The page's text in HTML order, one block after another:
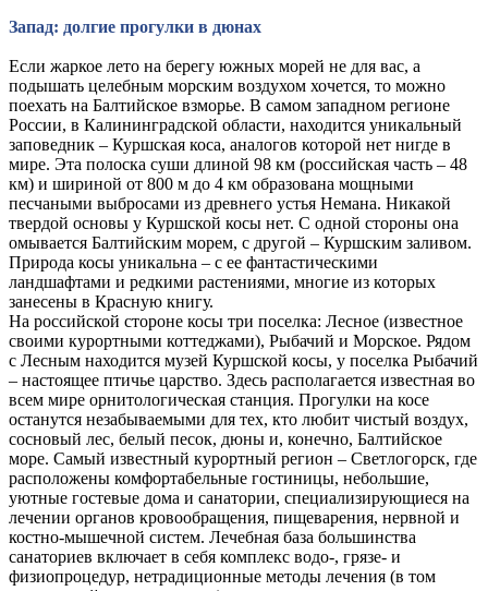
Запад: долгие прогулки в дюнах
Если жаркое лето на берегу южных морей не для вас, а
подышать целебным морским воздухом хочется, то можно
поехать на Балтийское взморье. В самом западном регионе
России, в Калининградской области, находится уникальный
заповедник – Куршская коса, аналогов которой нет нигде в
мире. Эта полоска суши длиной 98 км (российская часть – 48
км) и шириной от 800 м до 4 км образована мощными
песчаными выбросами из древнего устья Немана. Никакой
твердой основы у Куршской косы нет. С одной стороны она
омывается Балтийским морем, с другой – Куршским заливом.
Природа косы уникальна – с ее фантастическими
ландшафтами и редкими растениями, многие из которых
занесены в Красную книгу.
На российской стороне косы три поселка: Лесное (известное
своими курортными коттеджами), Рыбачий и Морское. Рядом
с Лесным находится музей Куршской косы, у поселка Рыбачий
– настоящее птичье царство. Здесь располагается известная во
всем мире орнитологическая станция. Прогулки на косе
останутся незабываемыми для тех, кто любит чистый воздух,
сосновый лес, белый песок, дюны и, конечно, Балтийское
море. Самый известный курортный регион – Светлогорск, где
расположены комфортабельные гостиницы, небольшие,
уютные гостевые дома и санатории, специализирующиеся на
лечении органов кровообращения, пищеварения, нервной и
костно-мышечной систем. Лечебная база большинства
санаториев включает в себя комплекс водо-, грязе- и
физиопроцедур, нетрадиционные методы лечения (в том